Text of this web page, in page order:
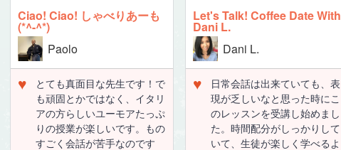
Ciao! Ciao! しゃべりあーも
(*^-^*)
Paolo
♥
とても真面目な先生です！で
も頑固とかではなく、イタリ
アの方らしいユーモアたっぷ
りの授業が楽しいです。もの
すごく会話が苦手なのです
Let's Talk! Coffee Date With
Dani L.
Dani L.
♥
日常会話は出来ていても、表
現が乏しいなと思った時にこ
のレッスンを受講し始めまし
た。時間配分がしっかりして
いて、生徒が楽しく学べるよ